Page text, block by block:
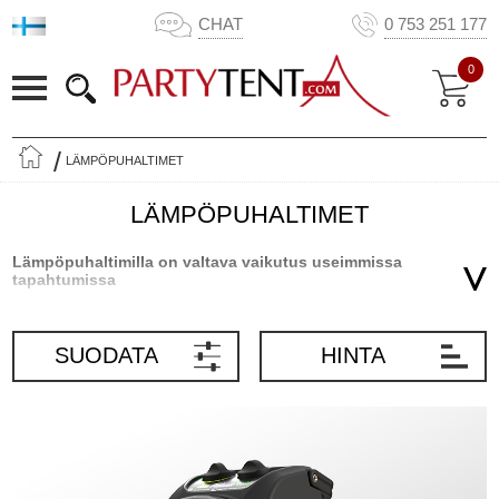
CHAT 0 753 251 177
0
LÄMPÖPUHALTIMET
LÄMPÖPUHALTIMET
Lämpöpuhaltimilla on valtava vaikutus useimmissa
tapahtumissa
kaikenlaisissa tapahtumissa – yksityisjuhlissa sekä
yritystapahtumissa juhlateltassa tai vastaavassa paikassa, jossa ei
hiukan viileä. Lisäksi, jos sää ei ole niin lämmin kuin toivoisit alun
alkaen, lämmitä juhlateltta ennen juhlia käyttäen lämpöpuhallintasi.
SUODATA HINTA